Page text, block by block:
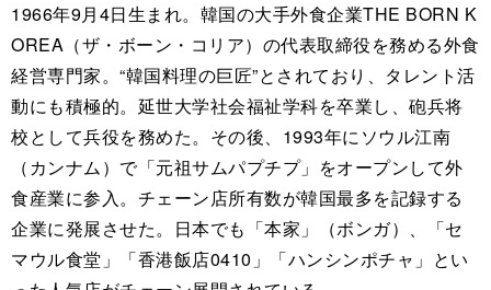
1966年9月4日生まれ。韓国の大手外食企業THE BORN K
OREA（ザ・ボーン・コリア）の代表取締役を務める外食
経営専門家。“韓国料理の巨匠”とされており、タレント活
動にも積極的。延世大学社会福祉学科を卒業し、砲兵将
校として兵役を務めた。その後、1993年にソウル江南
（カンナム）で「元祖サムパプチプ」をオープンして外
食産業に参入。チェーン店所有数が韓国最多を記録する
企業に発展させた。日本でも「本家」（ボンガ）、「セ
マウル食堂」「香港飯店0410」「ハンシンポチャ」とい